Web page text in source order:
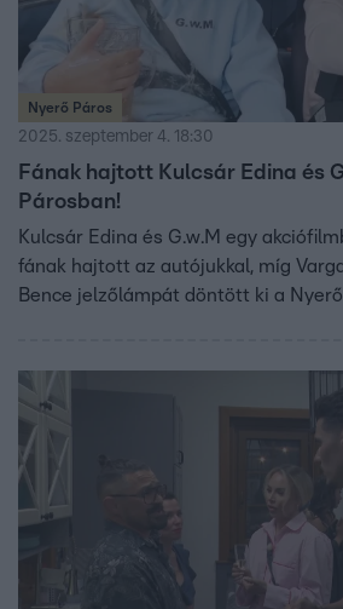
Nyerő Páros
2025. szeptember 4. 18:30
Fának hajtott Kulcsár Edina és
Párosban!
Kulcsár Edina és G.w.M egy
fának hajtott az autójukkal, míg
Bence jelzőlámpát döntött ki a